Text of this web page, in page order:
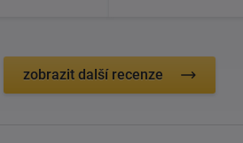
zobrazit další recenze